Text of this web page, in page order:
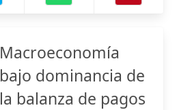
Macroeconomía
bajo dominancia de
la balanza de pagos